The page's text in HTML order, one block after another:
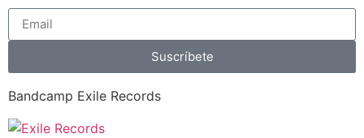
Suscríbete
Bandcamp Exile Records